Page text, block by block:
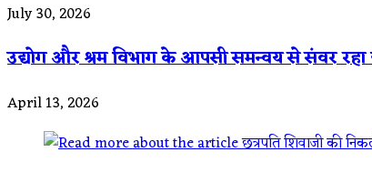
July 30, 2026
उद्योग और श्रम विभाग के आपसी समन्वय से संवर रहा
April 13, 2026